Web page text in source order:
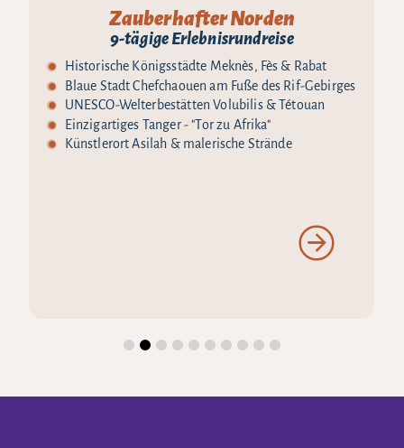
Zauberhafter Norden
9-tägige Erlebnisrundreise
Historische Königsstädte Meknès, Fès & Rabat
Blaue Stadt Chefchaouen am Fuße des Rif-Gebirges
UNESCO-Welterbestätten Volubilis & Tétouan
Einzigartiges Tanger - "Tor zu Afrika"
Künstlerort Asilah & malerische Strände